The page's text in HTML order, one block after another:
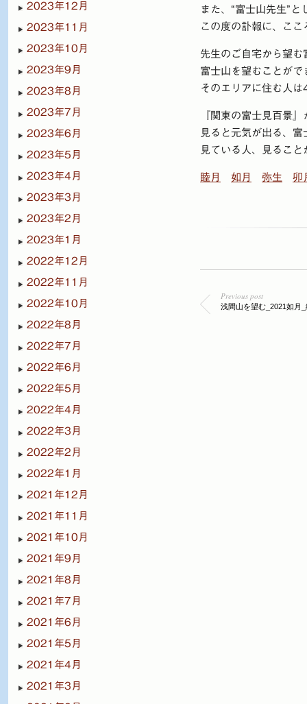
また、“富士山先生”
この度の訃報に、こ
先生のご自宅から望
富士山を望むことが
そのエリアに住む人
『関東の富士見百景
見ると元気が出る、
見ている人、見るこ
睦月 如月 弥生 卯
Previous post
浅間山を望む_2021如月_
2023年12月
2023年11月
2023年10月
2023年9月
2023年8月
2023年7月
2023年6月
2023年5月
2023年4月
2023年3月
2023年2月
2023年1月
2022年12月
2022年11月
2022年10月
2022年8月
2022年7月
2022年6月
2022年5月
2022年4月
2022年3月
2022年2月
2022年1月
2021年12月
2021年11月
2021年10月
2021年9月
2021年8月
2021年7月
2021年6月
2021年5月
2021年4月
2021年3月